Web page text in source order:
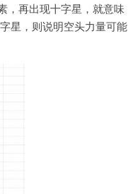
，再出现十字星，就意味
星，则说明空头力量可能